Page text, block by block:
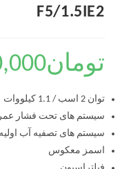
F5/1.5IE2
تومان
توان 2 اسب / 1.1 کیلووات
سیستم های تحت فشار
سیستم های تصفیه آب اولیه
اسمز معکوس